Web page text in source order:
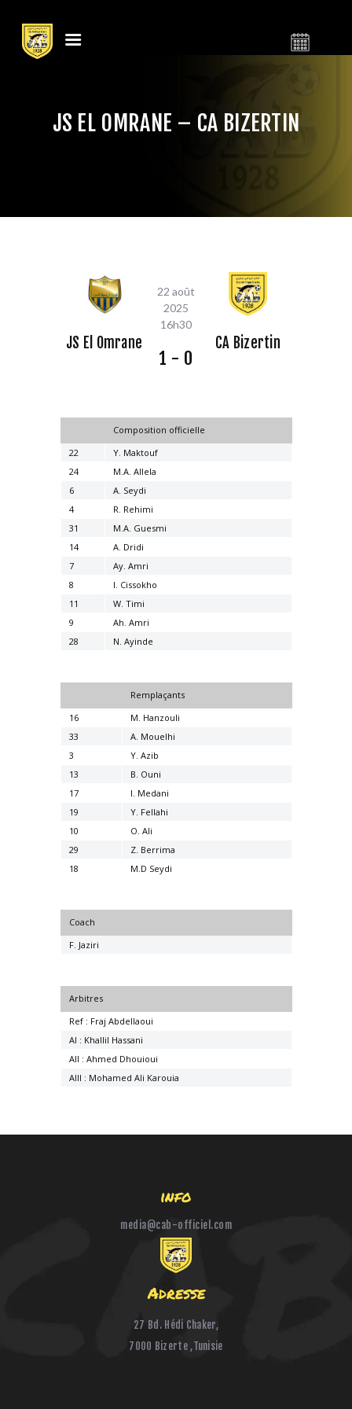
JS EL OMRANE – CA BIZERTIN
BASKETBALLJS El Omrane
22 août
2025
16h30
1 - 0
CA Bizertin
Composition officielle
22
Y. Maktouf
24
M.A. Allela
6
A. Seydi
4
R. Rehimi
31
M.A. Guesmi
14
A. Dridi
7
Ay. Amri
8
I. Cissokho
11
W. Timi
9
Ah. Amri
28
N. Ayinde
Remplaçants
16
M. Hanzouli
33
A. Mouelhi
3
Y. Azib
13
B. Ouni
17
I. Medani
19
Y. Fellahi
10
O. Ali
29
Z. Berrima
18
M.D Seydi
Coach
F. Jaziri
Arbitres
Ref : Fraj Abdellaoui
AI : Khallil Hassani
AII : Ahmed Dhouioui
AIII : Mohamed Ali Karouia
info
media@cab-officiel.com
Adresse
27 Bd. Hédi Chaker,
7000 Bizerte ,Tunisie